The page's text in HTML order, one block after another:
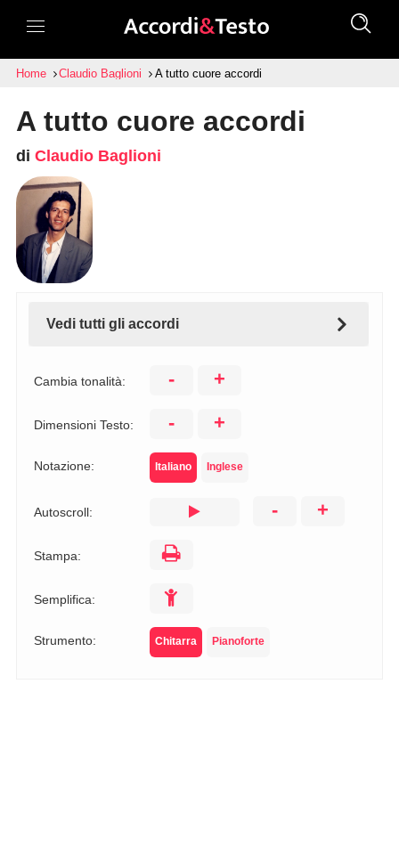
Home Claudio Baglioni A tutto cuore accordi
A tutto cuore accordi
di Claudio Baglioni
Vedi tutti gli accordi
Cambia tonalità: - +
Dimensioni Testo: - +
Notazione: Italiano Inglese
Autoscroll: - +
Stampa:
Semplifica:
Strumento: Chitarra Pianoforte